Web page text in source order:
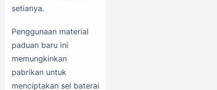
setianya.
Penggunaan material
paduan baru ini
memungkinkan
pabrikan untuk
menciptakan sel baterai